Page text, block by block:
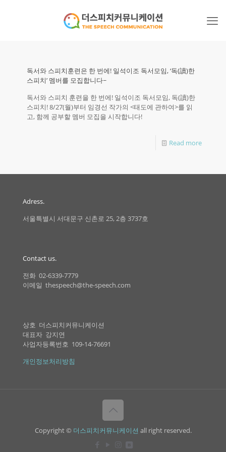
독서와 스피치훈련은 한 번에! 일석이조 독서모임, ‘독(讀)한
스피치’ 멤버를 모집합니다~
독서와 스피치 훈련을 한 번에! 일석이조 독서모임, 독(讀)한
스피치! 8/27(월)부터 임경선 작가의 <태도에 관하여>를 읽
고, 함께 공부할 멤버 모집을 시작합니다!
Read more
Adress.
서울특별시 서대문구 신촌로 25, 2층 3737호
Contact us.
전화 02-6339-7779
이메일 thespeech@the-speech.com
상호 더스피치커뮤니케이션
대표자 강지연
사업자등록번호 109-14-76691
개인정보처리방침
Copyright © 더스피치커뮤니케이션 all right reserved.